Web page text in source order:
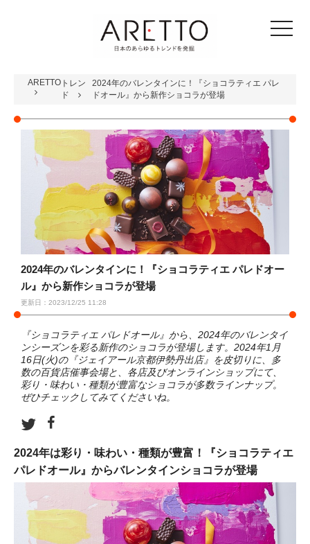
toggle
ARETTO トレン
ド
2024年のバレンタインに！『ショコラティエ パレ
ドオール』から新作ショコラが登場
2024年のバレンタインに！『ショコラティエ パレドオー
ル』から新作ショコラが登場
更新日：2023/12/25 11:28
『ショコラティエ パレドオール』から、2024年のバレンタイ
ンシーズンを彩る新作のショコラが登場します。2024年1月
16日(火)の『ジェイアール京都伊勢丹出店』を皮切りに、多
数の百貨店催事会場と、各店及びオンラインショップにて、
彩り・味わい・種類が豊富なショコラが多数ラインナップ。
ぜひチェックしてみてくださいね。
2024年は彩り・味わい・種類が豊富！『ショコラティエ
パレドオール』からバレンタインショコラが登場